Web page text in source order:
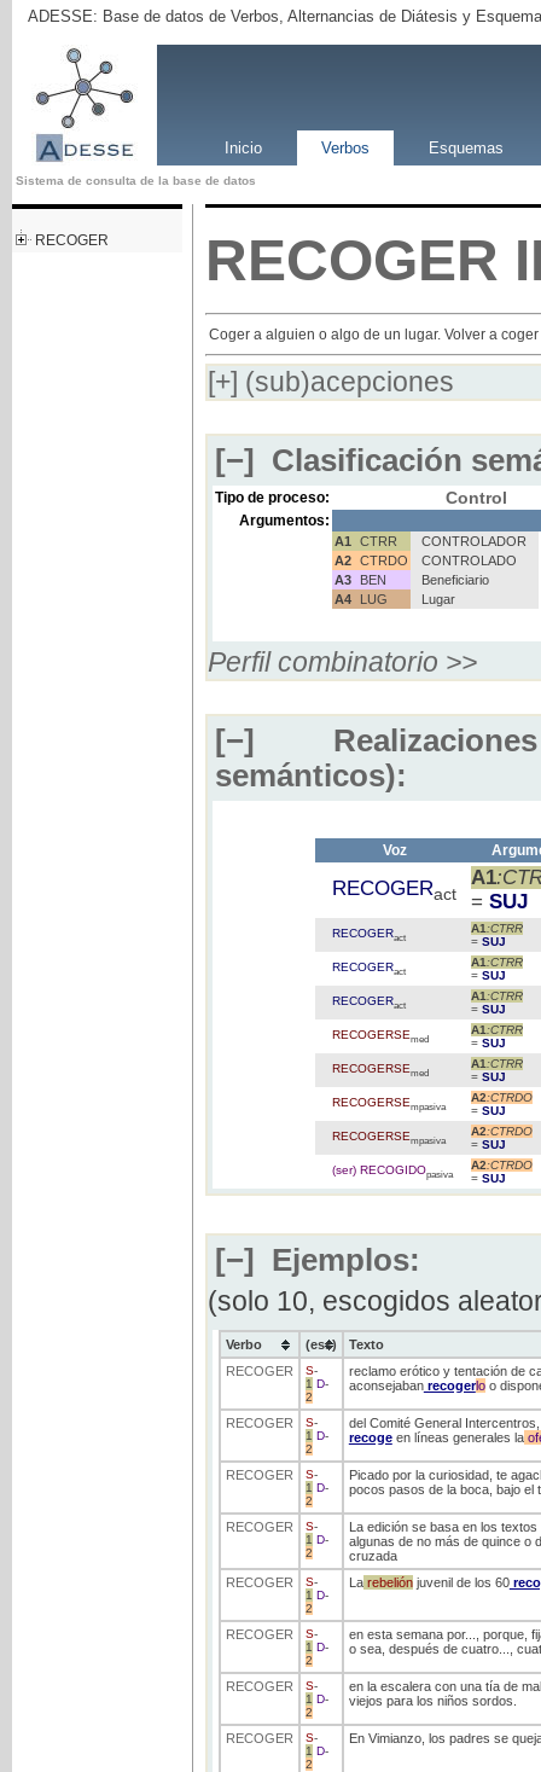
ADESSE: Base de datos de Verbos, Alternancias de Diátesis y
Inicio Verbos Esquemas
Sistema de consulta de la base de datos
RECOGER RECOGER
Coger a alguien o algo de un lugar. Volver a coger
[+] (sub)acepciones
[−] Clasificación
Tipo de proceso: Control
Argumentos:
A1 CTRR CONTROLADOR
A2 CTRDO CONTROLADO
A3
BEN
Beneficiario
A4
LUG Lugar
Perfil combinatorio >>
[−]
semánticos):
Voz
RECOGERact
A1
= SUJ
RECOGERact
A1 :CTRR
= SUJ
RECOGERact
A1 :CTRR
= SUJ
RECOGERact
A1 :CTRR
= SUJ
RECOGERSEmed
A1 :CTRR
= SUJ
RECOGERSEmed
A1 :CTRR
= SUJ
RECOGERSEmpasiva
A2:CTRDO
= SUJ
RECOGERSEmpasiva
A2:CTRDO
= SUJ
(ser) RECOGIDOpasiva
A2:CTRDO
= SUJ
[−] Ejemplos:
(solo 10, escogidos
Verbo (ess)
Texto
RECOGER
S-
1 D-
2
reclamo erótico y tentación de
aconsejabanrecogerloo
RECOGER S-
1 D-
2
del Comité General
recogeen líneas generales la
RECOGER S-
1 D-
2
Picado por la curiosidad, te
pocos pasos de la boca, bajo el
RECOGER S-
1 D-
2
La edición se basa en los
algunas de no más de quince o
cruzada
RECOGER
S-
1 D-
2
Larebeliónjuvenil de los 60
RECOGER S-
1 D-
2
en esta semana por..., porque,
o sea, después de cuatro...,
RECOGER S-
1 D-
2
en la escalera con una tía de
viejos para los niños sordos.
RECOGER S-
1 D-
2
En Vimianzo, los padres se